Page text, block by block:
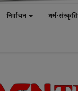
निर्वाचन धर्म-संस्कृति